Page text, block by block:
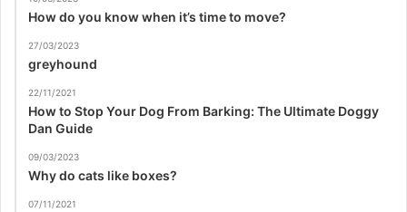
How do you know when it’s time to move?
27/03/2023
greyhound
22/11/2021
How to Stop Your Dog From Barking: The Ultimate Doggy
Dan Guide
09/03/2023
Why do cats like boxes?
07/11/2021